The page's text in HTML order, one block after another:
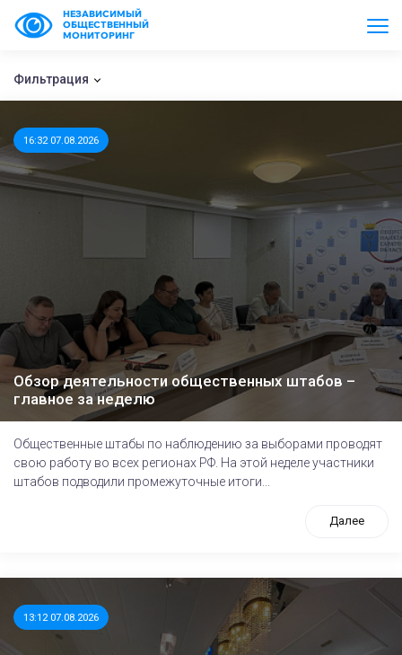
НЕЗАВИСИМЫЙ
ОБЩЕСТВЕННЫЙ
МОНИТОРИНГ
Фильтрация
16:32 07.08.2026
Обзор деятельности общественных штабов –
главное за неделю
Общественные штабы по наблюдению за выборами проводят
свою работу во всех регионах РФ. На этой неделе участники
штабов подводили промежуточные итоги...
Далее
13:12 07.08.2026